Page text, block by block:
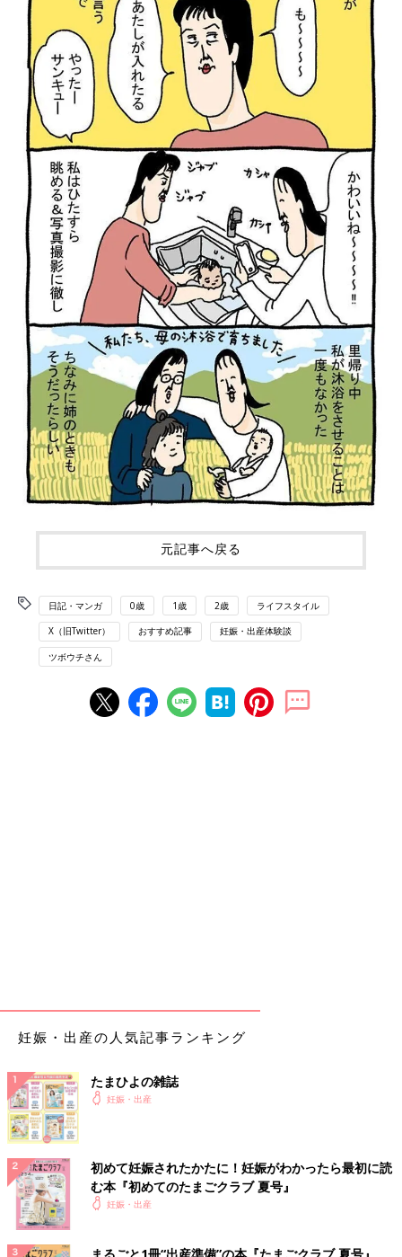
元記事へ戻る
日記・マンガ 0歳 1歳 2歳 ライフスタイル
X（旧Twitter） おすすめ記事 妊娠・出産体験談
ツボウチさん
妊娠・出産の人気記事ランキング
たまひよの雑誌
妊娠・出産
初めて妊娠されたかたに！妊娠がわかったら最初に読
む本『初めてのたまごクラブ 夏号』
妊娠・出産